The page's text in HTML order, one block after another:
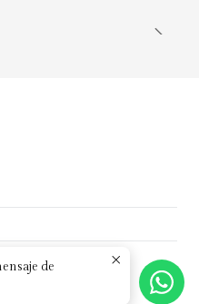
por Jumpseller
de